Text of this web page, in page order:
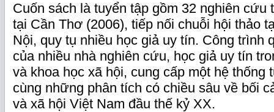
Cuốn sách là tuyển tập gồm 32 nghiên cứu
tại Cần Thơ (2006), tiếp nối chuỗi hội thảo
Nội, quy tụ nhiều học giả uy tín. Công trình
của nhiều nhà nghiên cứu, học giả uy tín
và khoa học xã hội, cung cấp một hệ thống
cùng những phân tích có chiều sâu về bối
và xã hội Việt Nam đầu thế kỷ XX.